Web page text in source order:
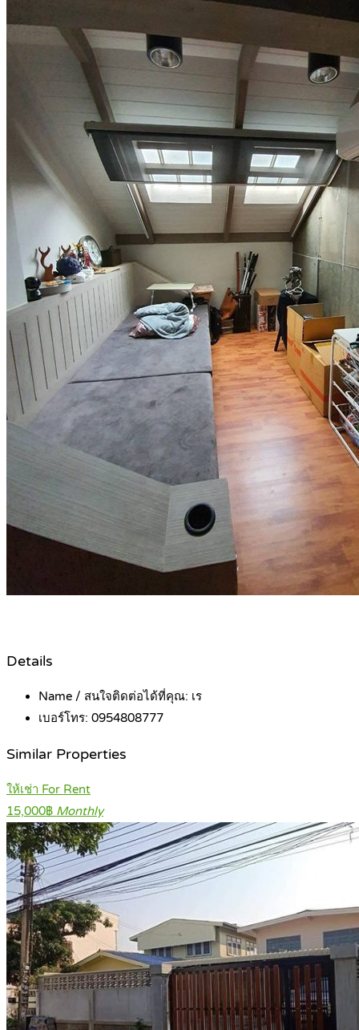
Details
Name / สนใจติดต่อได้ที่คุณ: เร
เบอร์โทร: 0954808777
Similar Properties
ให้เช่า For Rent
15,000฿ Monthly